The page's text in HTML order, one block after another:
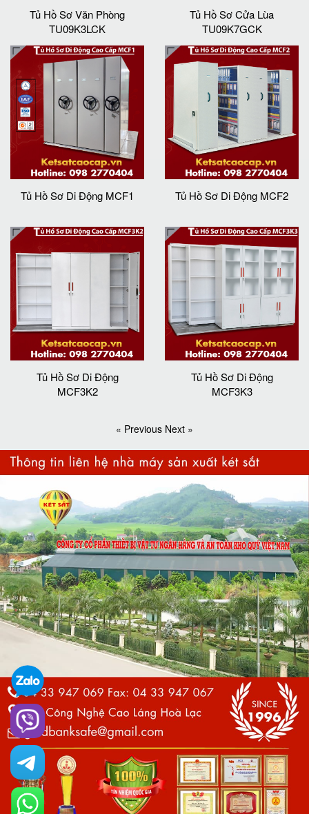
Tủ Hồ Sơ Văn Phòng
TU09K3LCK
Tủ Hồ Sơ Cửa Lùa
TU09K7GCK
Tủ Hồ Sơ Di Động MCF1 Tủ Hồ Sơ Di Động MCF2
Tủ Hồ Sơ Di Động
MCF3K2
Tủ Hồ Sơ Di Động
MCF3K3
« Previous Next »